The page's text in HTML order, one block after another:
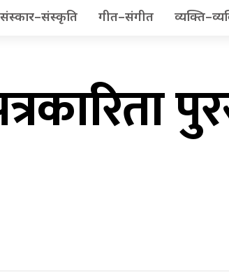
संस्कार–संस्कृति गीत–संगीत